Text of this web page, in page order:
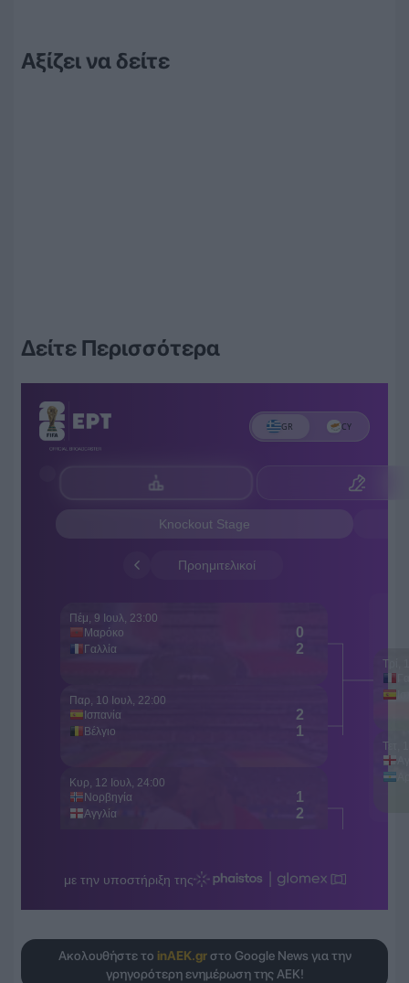
Αξίζει να δείτε
Δείτε Περισσότερα
Ακολουθήστε το inAEK.grστο Google News για την
γρηγορότερη ενημέρωση της ΑΕΚ!